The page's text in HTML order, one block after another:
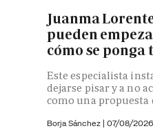
Juanma
pueden
cómo se ponga
Este especialista
dejarse pisar y a no
como una propuesta
Borja Sánchez | 07/08/2026